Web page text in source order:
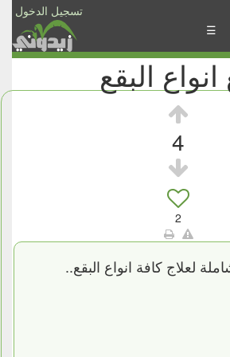
تسجيل الدخول
الأخبار
الأسئلة
☰
البقع
4
2
لعلاج كافة انواع البقع..